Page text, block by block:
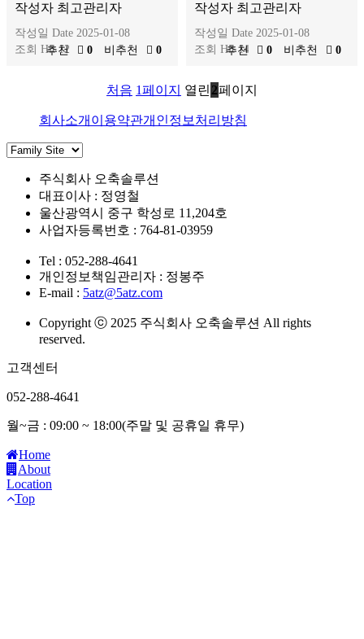
작성자 최고관리자
작성일 Date 2025-01-08
조회 Hit 1248
추천 0 비추천 0
작성자 최고관리자
작성일 Date 2025-01-08
조회 Hit 1402
추천 0 비추천 0
처음 1페이지 열린 2페이지
회사소개 이용약관개인정보처리방침
주식회사 오축솔루션
대표이사 : 정영철
울산광역시 중구 학성로 11,204호
사업자등록번호 : 764-81-03959
Tel : 052-288-4641
개인정보책임관리자 : 정봉주
E-mail : 5atz@5atz.com
Copyright ⓒ 2025 주식회사 오축솔루션 All rights
reserved.
고객센터
052-288-4641
월~금 : 09:00 ~ 18:00(주말 및 공휴일 휴무)
Home
About
Location
Top